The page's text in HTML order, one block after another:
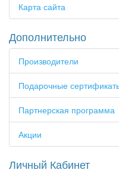
Карта сайта
Дополнительно
Производители
Подарочные
Партнерская программа
Акции
Личный Кабинет